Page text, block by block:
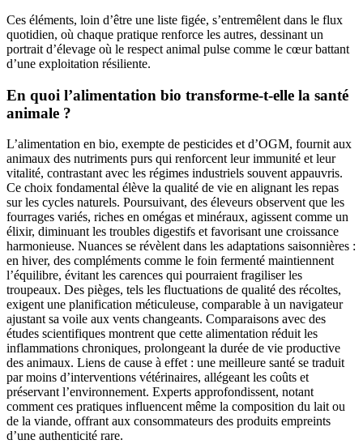
Ces éléments, loin d’être une liste figée, s’entremêlent dans le flux
quotidien, où chaque pratique renforce les autres, dessinant un
portrait d’élevage où le respect animal pulse comme le cœur battant
d’une exploitation résiliente.
En quoi l’alimentation bio transforme-t-elle la santé
animale ?
L’alimentation en bio, exempte de pesticides et d’OGM, fournit aux
animaux des nutriments purs qui renforcent leur immunité et leur
vitalité, contrastant avec les régimes industriels souvent appauvris.
Ce choix fondamental élève la qualité de vie en alignant les repas
sur les cycles naturels. Poursuivant, des éleveurs observent que les
fourrages variés, riches en omégas et minéraux, agissent comme un
élixir, diminuant les troubles digestifs et favorisant une croissance
harmonieuse. Nuances se révèlent dans les adaptations saisonnières :
en hiver, des compléments comme le foin fermenté maintiennent
l’équilibre, évitant les carences qui pourraient fragiliser les
troupeaux. Des pièges, tels les fluctuations de qualité des récoltes,
exigent une planification méticuleuse, comparable à un navigateur
ajustant sa voile aux vents changeants. Comparaisons avec des
études scientifiques montrent que cette alimentation réduit les
inflammations chroniques, prolongeant la durée de vie productive
des animaux. Liens de cause à effet : une meilleure santé se traduit
par moins d’interventions vétérinaires, allégeant les coûts et
préservant l’environnement. Experts approfondissent, notant
comment ces pratiques influencent même la composition du lait ou
de la viande, offrant aux consommateurs des produits empreints
d’une authenticité rare.